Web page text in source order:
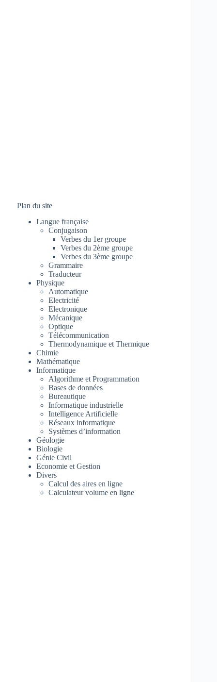
Plan du site
Langue française
Conjugaison
Verbes du 1er groupe
Verbes du 2ème groupe
Verbes du 3ème groupe
Grammaire
Traducteur
Physique
Automatique
Electricité
Electronique
Mécanique
Optique
Télécommunication
Thermodynamique et Thermique
Chimie
Mathématique
Informatique
Algorithme et Programmation
Bases de données
Bureautique
Informatique industrielle
Intelligence Artificielle
Réseaux informatique
Systèmes d’information
Géologie
Biologie
Génie Civil
Economie et Gestion
Divers
Calcul des aires en ligne
Calculateur volume en ligne